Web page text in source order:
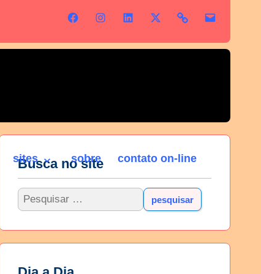
sites sobre contato on-line
Busca no site